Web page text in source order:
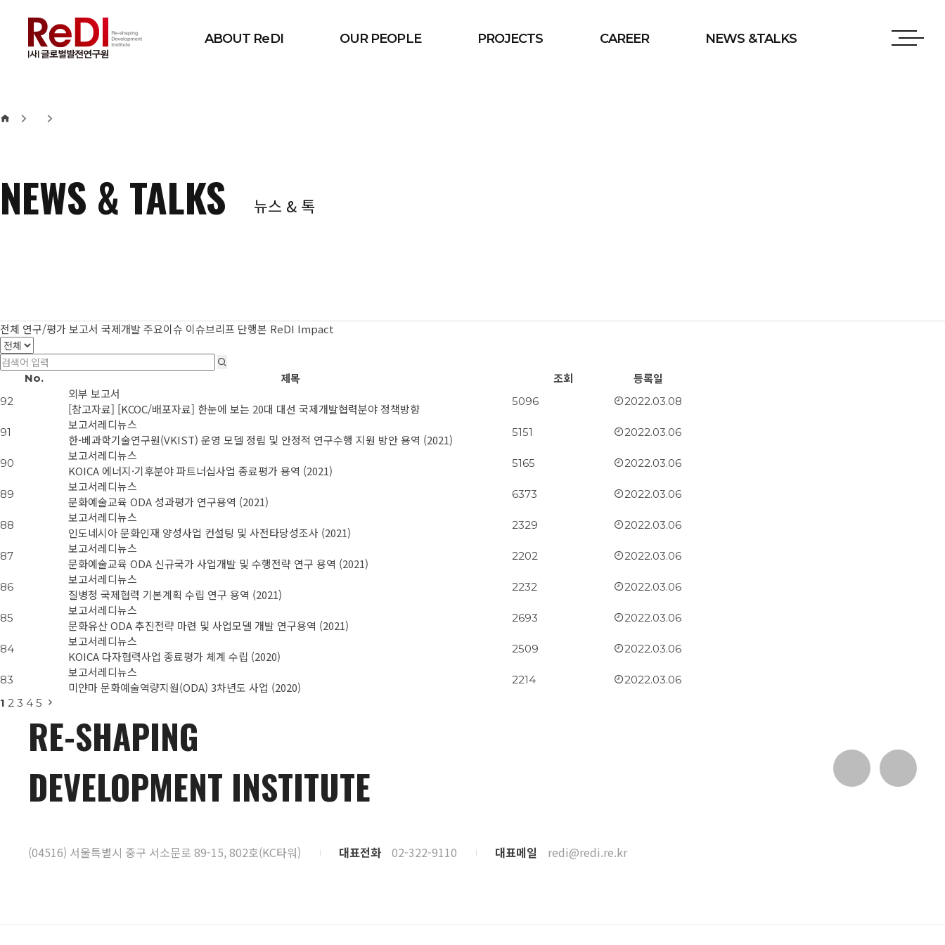
ABOUT ReDI OUR PEOPLE PROJECTS CAREER NEWS &TALKS
NEWS & TALKS 뉴스 & 톡
전체 연구/평가 보고서 국제개발 주요이슈 이슈브리프 단행본 ReDI Impact
No. 제목 조회 등록일
92
외부 보고서
[참고자료] [KCOC/배포자료] 한눈에 보는 20대 대선 국제개발협력분야 정책방향
5096 2022.03.08
91
보고서레디뉴스
한-베과학기술연구원(VKIST) 운영 모델 정립 및 안정적 연구수행 지원 방안 용역 (2021)
5151 2022.03.06
90
보고서레디뉴스
KOICA 에너지·기후분야 파트너십사업 종료평가 용역 (2021)
5165 2022.03.06
89
보고서레디뉴스
문화예술교육 ODA 성과평가 연구용역 (2021)
6373 2022.03.06
88
보고서레디뉴스
인도네시아 문화인재 양성사업 컨설팅 및 사전타당성조사 (2021)
2329 2022.03.06
87
보고서레디뉴스
문화예술교육 ODA 신규국가 사업개발 및 수행전략 연구 용역 (2021)
2202 2022.03.06
86
보고서레디뉴스
질병청 국제협력 기본계획 수립 연구 용역 (2021)
2232 2022.03.06
85
보고서레디뉴스
문화유산 ODA 추진전략 마련 및 사업모델 개발 연구용역 (2021)
2693 2022.03.06
84
보고서레디뉴스
KOICA 다자협력사업 종료평가 체계 수립 (2020)
2509 2022.03.06
83
보고서레디뉴스
미얀마 문화예술역량지원(ODA) 3차년도 사업 (2020)
2214
2022.03.06
1 2 3 4 5
RE-SHAPING
DEVELOPMENT INSTITUTE
(04516) 서울특별시 중구 서소문로 89-15, 802호(KC타워) 대표전화 02-322-9110 대표메일 redi@redi.re.kr